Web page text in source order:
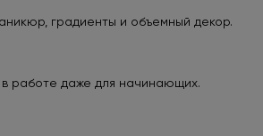
градиенты и объемный декор.
работе даже для начинающих.